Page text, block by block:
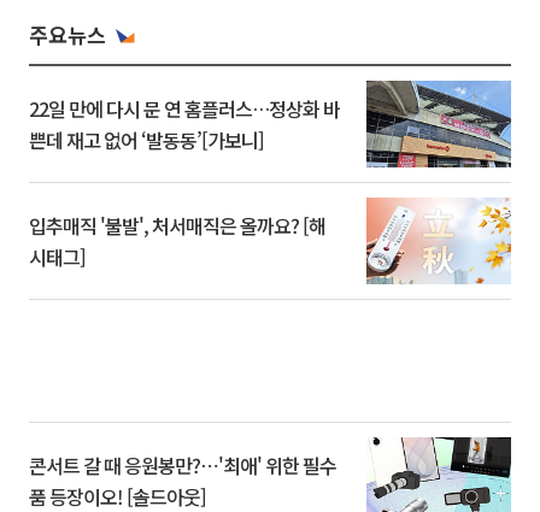
주요뉴스
22일 만에 다시 문 연 홈플러스…정상화 바
쁜데 재고 없어 ‘발동동’[가보니]
입추매직 '불발', 처서매직은 올까요? [해
시태그]
콘서트 갈 때 응원봉만?⋯'최애' 위한 필수
품 등장이오! [솔드아웃]